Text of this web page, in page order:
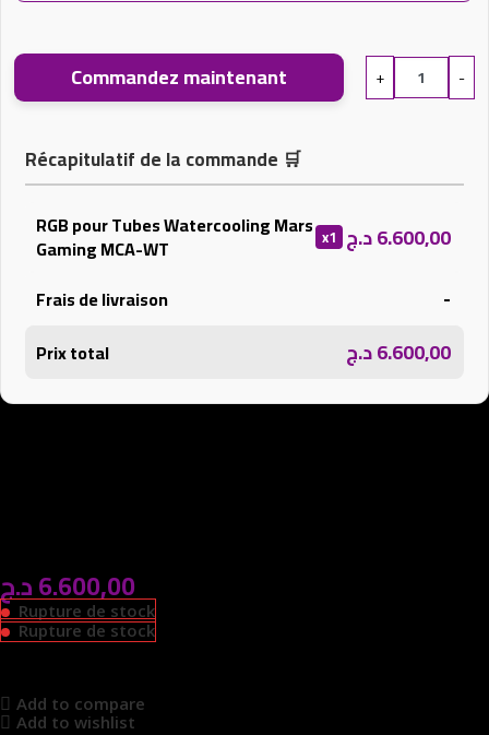
-
+
Commandez maintenant
Récapitulatif de la commande 🛒
RGB pour Tubes Watercooling Mars
Gaming MCA-WT x1 6.600,00د.ج
Frais de livraison -
Prix total 6.600,00د.ج
6.600,00د.ج
Rupture de stock
Rupture de stock
Add to compare
Add to wishlist